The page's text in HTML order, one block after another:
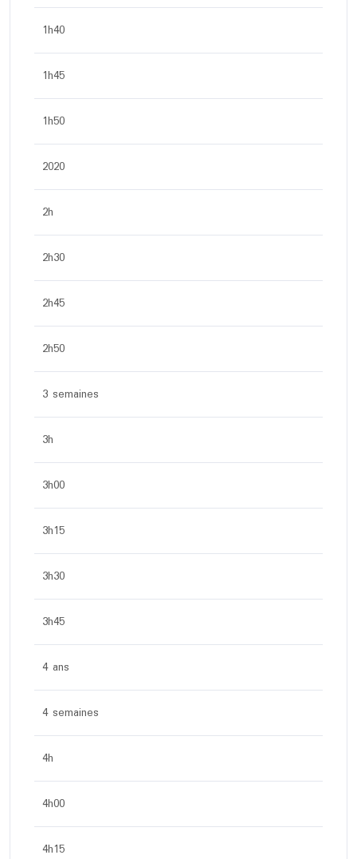
1h40
1h45
1h50
2020
2h
2h30
2h45
2h50
3 semaines
3h
3h00
3h15
3h30
3h45
4 ans
4 semaines
4h
4h00
4h15